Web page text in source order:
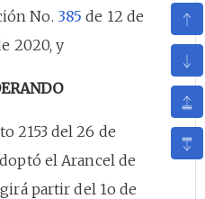
No. 385 de 12 de
2020, y
2153 del 26 de
el Arancel de
partir del 1o de